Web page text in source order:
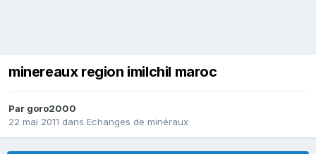
minereaux region imilchil maroc
Par goro2000
22 mai 2011 dans Echanges de minéraux